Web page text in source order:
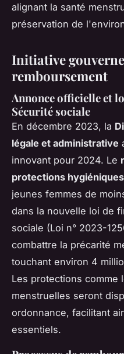
alignant la santé
préservation de
Initiative
remboursement
Annonce officielle et
Sécurité sociale
En décembre 2023, la
légale et administrative
innovant pour 2024. Le
protections
jeunes femmes de
dans la nouvelle loi de
sociale (Loi n° 2023-
combattre la précarité
touchant environ 4
Les protections comme
menstruelles seront
ordonnance, facilitant
essentiels.